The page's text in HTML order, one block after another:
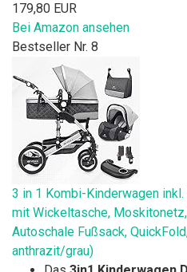
179,80 EUR
Bei Amazon ansehen
Bestseller Nr. 8
3 in 1 Kombi-Kinderwagen
mit Wickeltasche,
Autoschale Fußsack,
anthrazit/grau)